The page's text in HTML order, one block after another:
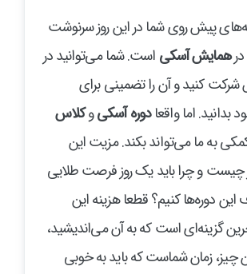
پیش روی شما در این روز سرنوشت
همایش آسکی است. شما می‌توانید در
کنید و آن را تضمینی برای
اما واقعادوره آسکیوکلاس
به ما می‌تواند بکند. مزیت این
و چرا باید یک روز فرصت طلایی
دوره‌ها کنیم؟ قطعا هزینه این
گزینه‌ای است که به آن می‌اندیشید،
چیز، زمان شماست که باید به خوبی